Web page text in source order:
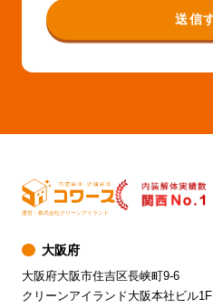
運営：株式会社クリーンアイランド
大阪府
大阪府大阪市住吉区長峡町9-6
クリーンアイランド大阪本社ビル1F